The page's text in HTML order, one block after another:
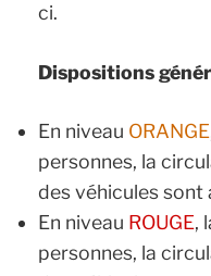
ci.
Dispositions
En niveau ORANGE
personnes, la
des véhicules sont
En niveau ROUGE,
personnes, la